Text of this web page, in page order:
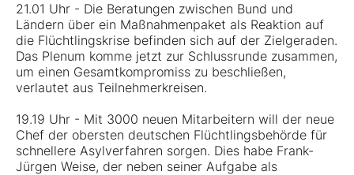
21.01 Uhr - Die Beratungen zwischen Bund und
Ländern über ein Maßnahmenpaket als Reaktion auf
die Flüchtlingskrise befinden sich auf der Zielgeraden.
Das Plenum komme jetzt zur Schlussrunde zusammen,
um einen Gesamtkompromiss zu beschließen,
verlautet aus Teilnehmerkreisen.
19.19 Uhr - Mit 3000 neuen Mitarbeitern will der neue
Chef der obersten deutschen Flüchtlingsbehörde für
schnellere Asylverfahren sorgen. Dies habe Frank-
Jürgen Weise, der neben seiner Aufgabe als